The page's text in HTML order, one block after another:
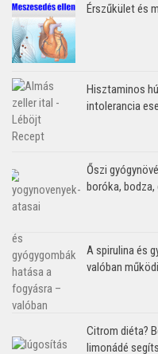
Érszűkület és
Hisztaminos
intolerancia
Őszi
boróka, bodza,
A spirulina és
valóban
Citrom diéta?
limonádé